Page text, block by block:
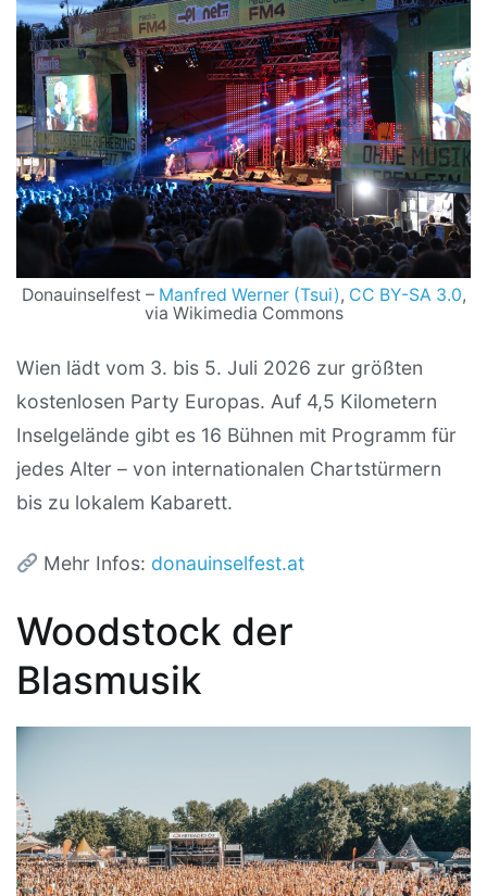
Donauinselfest – Manfred Werner (Tsui), CC BY-SA 3.0,
via Wikimedia Commons
Wien lädt vom 3. bis 5. Juli 2026 zur größten
kostenlosen Party Europas. Auf 4,5 Kilometern
Inselgelände gibt es 16 Bühnen mit Programm für
jedes Alter – von internationalen Chartstürmern
bis zu lokalem Kabarett.
Mehr Infos: donauinselfest.at
Woodstock der
Blasmusik